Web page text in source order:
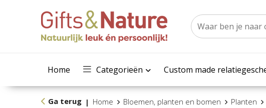
Home Categorieën Custom made
Ga terug | Home Bloemen, planten en bomen Planten